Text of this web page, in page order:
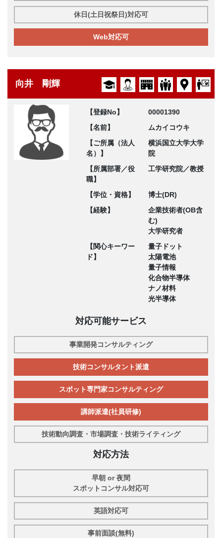
休日(土日祝祭日)対応可
Web対応可
向井 剛輝
【登録No】
00001390
【名前】
ムカイコウキ
【ご所属（法人
名）】
横浜国立大学大学
院
【所属部署／役
職】
工学研究院／教授
【学位・資格】
博士(DR)
【経験】
企業技術者(OB含
む)
大学研究者
【関心キーワー
ド】
量子ドット
太陽電池
量子情報
化合物半導体
ナノ材料
光半導体
対応可能サービス
事業開発コンサルティング
技術コンサルタント派遣
スポット専門家コンサルティング
講師派遣(社員研修)
技術動向調査・市場調査・技術ライティング
対応方法
早朝 or 夜間
スポットコンサル対応可
英語対応可
事前面談(無料)